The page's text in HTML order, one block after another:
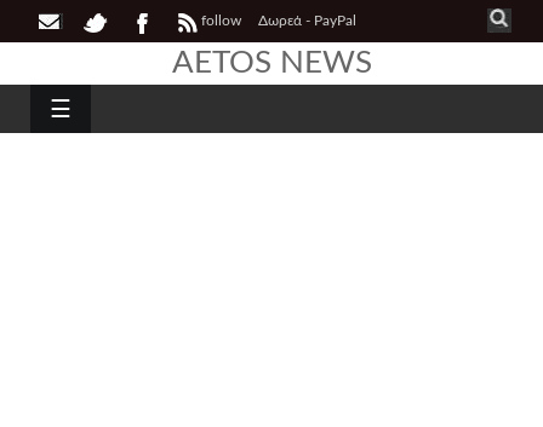
follow Δωρεά - PayPal
AETOS NEWS
☰